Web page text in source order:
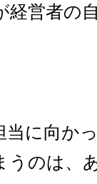
経営者の
に向か
うのは、